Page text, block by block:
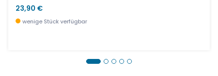
23,90 €
wenige Stück verfügbar